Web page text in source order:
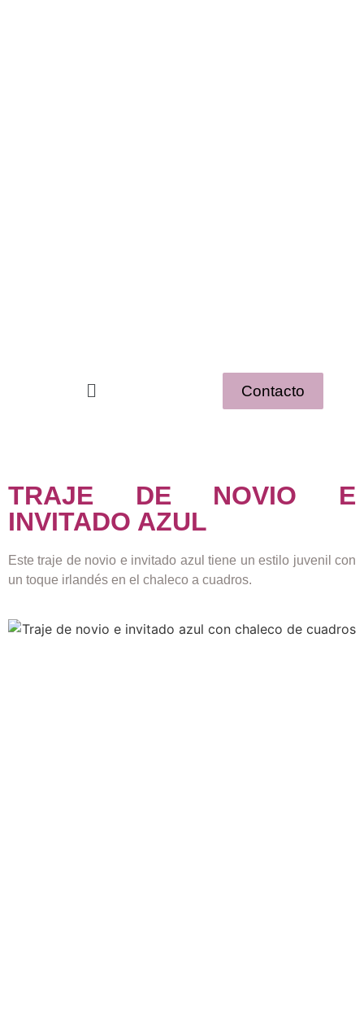
Contacto
TRAJE DE NOVIO E
INVITADO AZUL
Este traje de novio e invitado azul tiene un estilo juvenil con
un toque irlandés en el chaleco a cuadros.